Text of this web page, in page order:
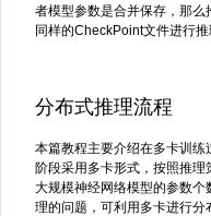
者模型参数是合并保存，那
同样的CheckPoint文件进行推
分布式推理流程
本篇教程主要介绍在多卡训
阶段采用多卡形式，按照推
大规模神经网络模型的参数
理的问题，可利用多卡进行分